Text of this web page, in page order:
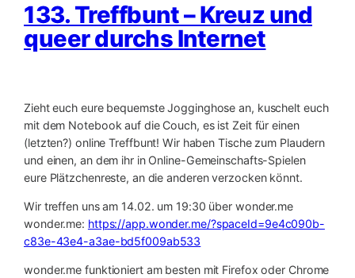
133. Treffbunt – Kreuz und
queer durchs Internet
Zieht euch eure bequemste Jogginghose an, kuschelt euch
mit dem Notebook auf die Couch, es ist Zeit für einen
(letzten?) online Treffbunt! Wir haben Tische zum Plaudern
und einen, an dem ihr in Online-Gemeinschafts-Spielen
eure Plätzchenreste, an die anderen verzocken könnt.
Wir treffen uns am 14.02. um 19:30 über wonder.me
wonder.me: https://app.wonder.me/?spaceId=9e4c090b-
c83e-43e4-a3ae-bd5f009ab533
wonder.me funktioniert am besten mit Firefox oder Chrome